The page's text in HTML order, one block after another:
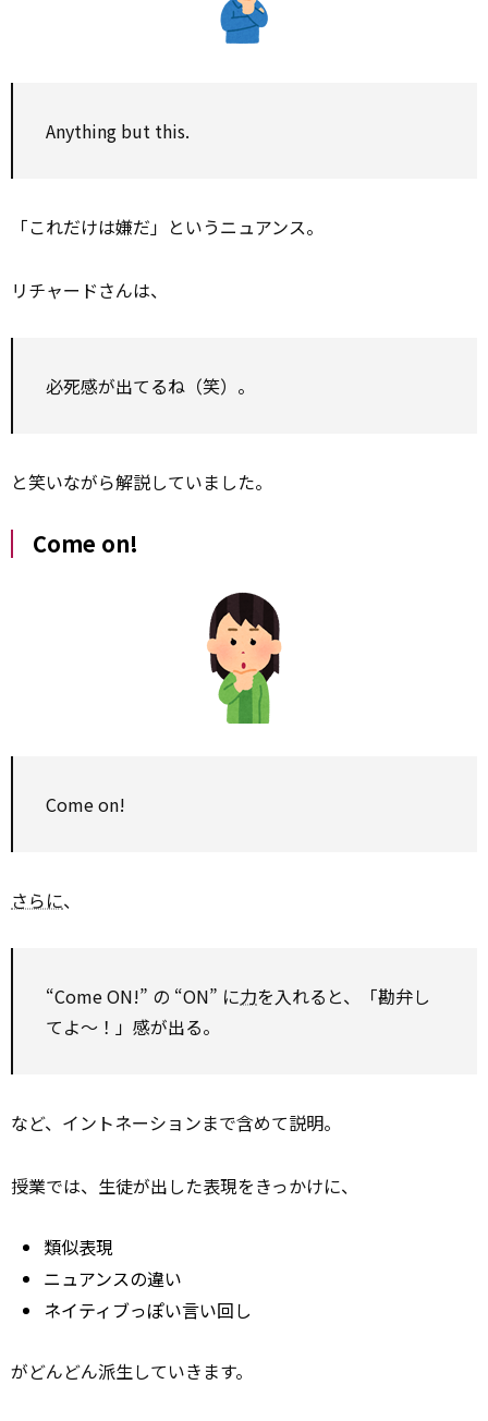
Anything but this.
「これだけは嫌だ」というニュアンス。
リチャードさんは、
必死感が出てるね（笑）。
と笑いながら解説していました。
Come on!
Come on!
さらに、
“Come ON!” の “ON” に力を入れると、「勘弁し
てよ〜！」感が出る。
など、イントネーションまで含めて説明。
授業では、生徒が出した表現をきっかけに、
類似表現
ニュアンスの違い
ネイティブっぽい言い回し
がどんどん派生していきます。